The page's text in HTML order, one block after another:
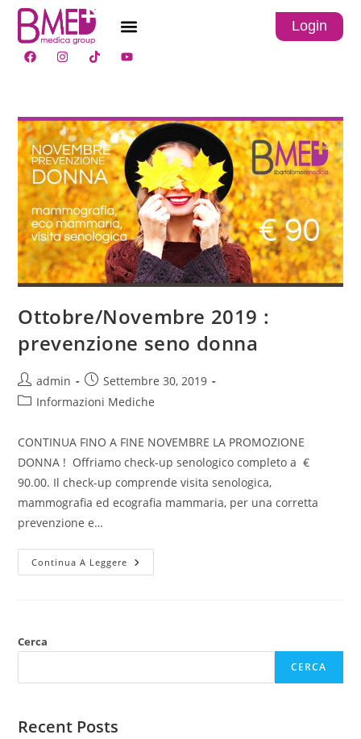
Login
Ottobre/Novembre 2019 :
prevenzione seno donna
admin
Settembre 30, 2019
Informazioni Mediche
CONTINUA FINO A FINE NOVEMBRE LA PROMOZIONE
DONNA ! Offriamo check-up senologico completo a €
90.00. Il check-up comprende visita senologica,
mammografia ed ecografia mammaria, per una corretta
prevenzione e…
Continua A Leggere
Cerca
CERCA
Recent Posts